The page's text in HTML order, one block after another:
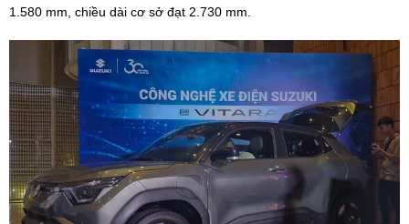
1.580 mm, chiều dài cơ sở đạt 2.730 mm.